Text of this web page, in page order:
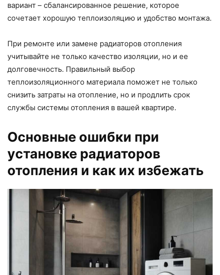
вариант – сбалансированное решение, которое
сочетает хорошую теплоизоляцию и удобство монтажа.
При ремонте или замене радиаторов отопления
учитывайте не только качество изоляции, но и ее
долговечность. Правильный выбор
теплоизоляционного материала поможет не только
снизить затраты на отопление, но и продлить срок
службы системы отопления в вашей квартире.
Основные ошибки при
установке радиаторов
отопления и как их избежать